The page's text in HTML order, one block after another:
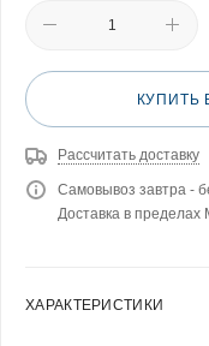
КУПИТЬ
Рассчитать доставку
Самовывоз завтра -
Доставка в
ХАРАКТЕРИСТИКИ